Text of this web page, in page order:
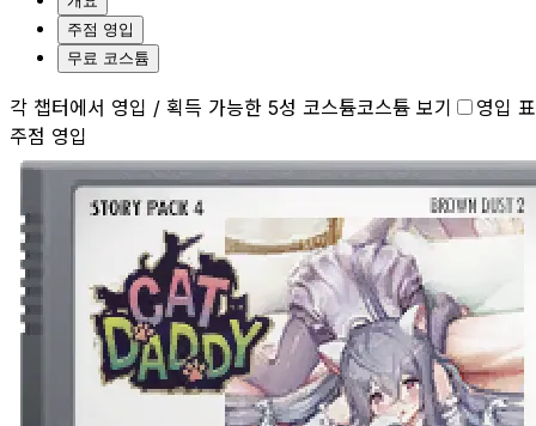
주점 영입
무료 코스튬
각 챕터에서 영입 / 획득 가능한 5성 코스튬코스튬 보기
영입
주점 영입